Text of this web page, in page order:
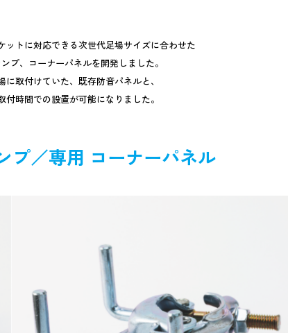
ットに対応できる次世代足場サイズに合わせた
プ、コーナーパネルを開発しました。
取付けていた、既存防音パネルと、
時間での設置が可能になりました。
プ／専用 コーナーパネル